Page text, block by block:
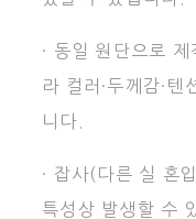
· 동일 원단으로
라 컬러·두께감·
니다.
· 잡사(다른 실 혼
특성상 발생할 수